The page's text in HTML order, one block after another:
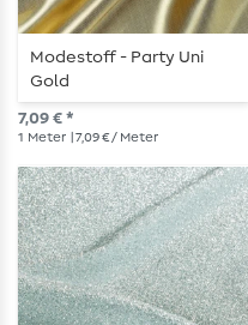
Modestoff - Party Uni
Gold
7,09 € *
1 Meter | 7,09 € / Meter